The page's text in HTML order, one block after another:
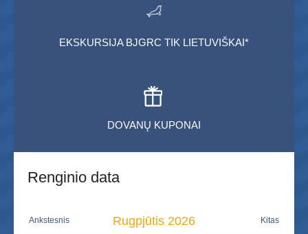
EKSKURSIJA BJGRC TIK LIETUVIŠKAI*
DOVANŲ KUPONAI
Renginio data
Ankstesnis Kitas
Rugpjūtis 2026